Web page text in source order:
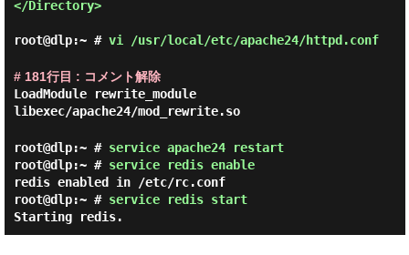
</Directory>
root@dlp:~ # vi /usr/local/etc/apache24/httpd.conf
# 181行目 : コメント解除
LoadModule rewrite_module
libexec/apache24/mod_rewrite.so
root@dlp:~ # service apache24 restart
root@dlp:~ # service redis enable
redis enabled in /etc/rc.conf
root@dlp:~ # service redis start
Starting redis.